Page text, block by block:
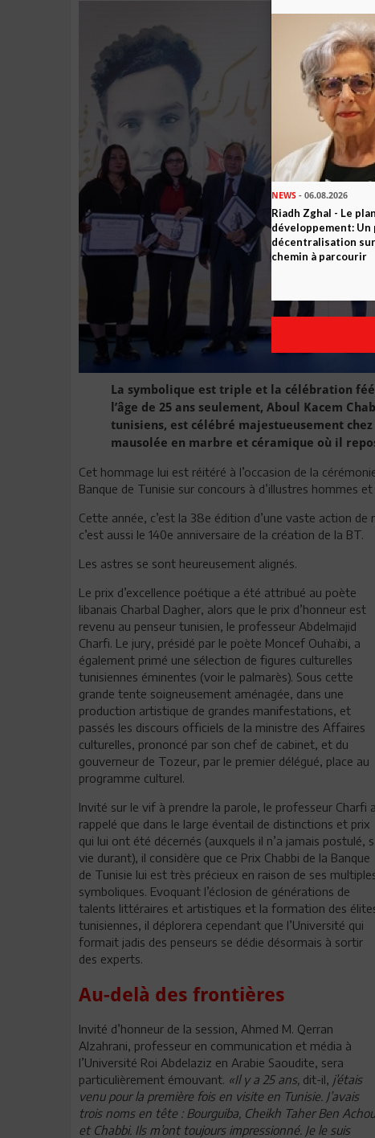
La symbolique est triple et la célébration
l’âge de 25 ans seulement, Aboul Kacem
tunisiens, est célébré majestueusement
mausolée en marbre et céramique où il
Cet hommage lui est réitéré à l’occasion de la
Banque de Tunisie sur concours à d’illustres hommes
Cette année, c’est la 38e édition d’une vaste action
c’est aussi le 140e anniversaire de la création de la BT.
Les astres se sont heureusement alignés.
Le prix d’excellence poétique a été attribué au poète
libanais Charbal Dagher, alors que le prix d’honneur est
revenu au penseur tunisien, le professeur Abdelmajid
Charfi. Le jury, présidé par le poète Moncef Ouhaïbi, a
également primé une sélection de figures culturelles
tunisiennes éminentes (voir le palmarès). Sous cette
grande tente soigneusement aménagée, dans une
production artistique de grandes manifestations, et
passés les discours officiels de la ministre des Affaires
culturelles, prononcé par son chef de cabinet, et du
gouverneur de Tozeur, par le premier délégué, place au
programme culturel.
Invité sur le vif à prendre la parole, le professeur Charfi a
rappelé que dans le large éventail de distinctions et prix
qui lui ont été décernés (auxquels il n’a jamais postulé,
vie durant), il considère que ce Prix Chabbi de la Banque
de Tunisie lui est très précieux en raison de ses
symboliques. Evoquant l’éclosion de générations de
talents littéraires et artistiques et la formation des
tunisiennes, il déplorera cependant que l’Université qui
formait jadis des penseurs se dédie désormais à sortir
des experts.
Au-delà des frontières
Invité d’honneur de la session, Ahmed M. Qerran
Alzahrani, professeur en communication et média à
l’Université Roi Abdelaziz en Arabie Saoudite, sera
particulièrement émouvant. «Il y a 25 ans, dit-il, j’étais
venu pour la première fois en visite en Tunisie. J’avais
trois noms en tête : Bourguiba, Cheikh Taher Ben
et Chabbi. Ils m’ont toujours impressionné. Je le suis
NEWS - 06.08.2026
Riadh Zghal - Le
développement: Un
décentralisation
chemin à parcourir